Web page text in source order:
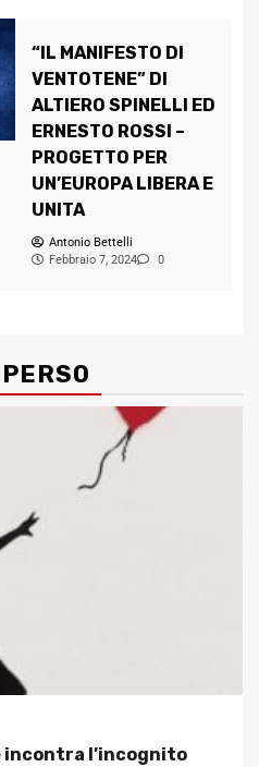
“IL MANIFESTO DI
VENTOTENE” DI
ALTIERO SPINELLI ED
ERNESTO ROSSI –
PROGETTO PER
UN’EUROPA LIBERA E
UNITA
Antonio Bettelli
Febbraio 7, 2024
0
incontra l’incognito